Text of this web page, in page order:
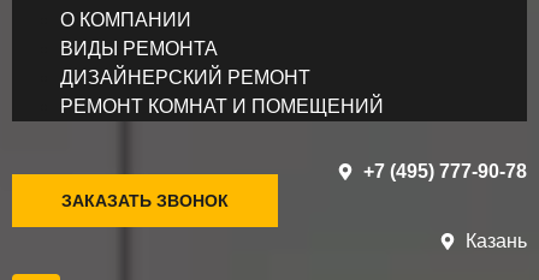
О КОМПАНИИ
ВИДЫ РЕМОНТА
ДИЗАЙНЕРСКИЙ РЕМОНТ
РЕМОНТ КОМНАТ И ПОМЕЩЕНИЙ
+7 (495) 777-90-78
ЗАКАЗАТЬ ЗВОНОК
Казань